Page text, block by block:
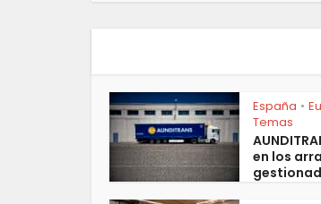
España •
Temas
en los